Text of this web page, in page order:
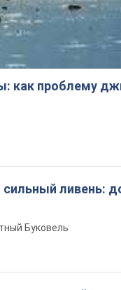
как проблему
ливень:
Буковель